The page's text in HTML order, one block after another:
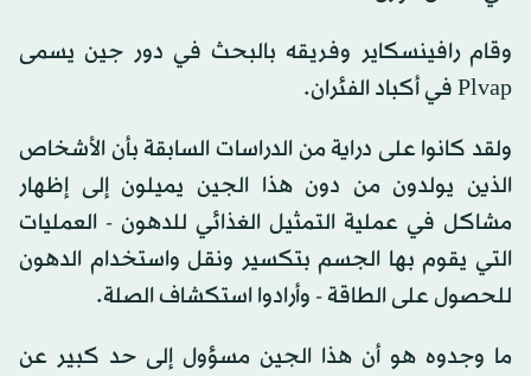
وقام رافينسكاير وفريقه بالبحث في دور جين يسمى
Plvap في أكباد الفئران.
ولقد كانوا على دراية من الدراسات السابقة بأن الأشخاص
الذين يولدون من دون هذا الجين يميلون إلى إظهار
مشاكل في عملية التمثيل الغذائي للدهون - العمليات
التي يقوم بها الجسم بتكسير ونقل واستخدام الدهون
للحصول على الطاقة - وأرادوا استكشاف الصلة.
ما وجدوه هو أن هذا الجين مسؤول إلى حد كبير عن